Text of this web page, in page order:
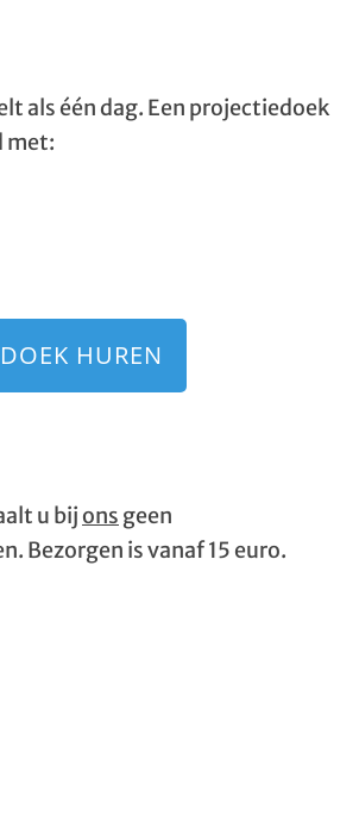
als één dag. Een projectiedoek
met:
HUREN
u bij ons geen
Bezorgen is vanaf 15 euro.